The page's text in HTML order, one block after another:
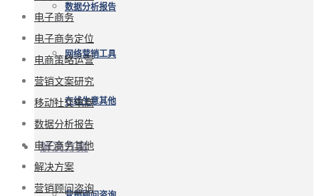
数据分析报告
网络营销工具
在线生意其他
解决方案
电子商务
电子商务定位
电商策略运营
营销文案研究
移动社交电商
数据分析报告
电子商务其他
解决方案
营销顾问咨询